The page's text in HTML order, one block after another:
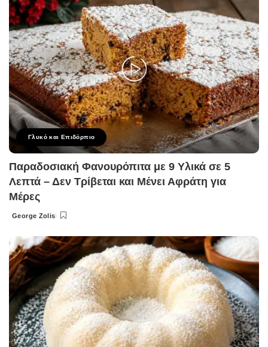
Γλυκό και Επιδόρπιο
Παραδοσιακή Φανουρόπιτα με 9 Υλικά σε 5
Λεπτά – Δεν Τρίβεται και Μένει Αφράτη για
Μέρες
Posted
George Zolis